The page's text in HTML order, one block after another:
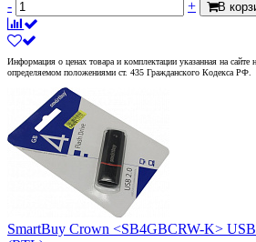
-
+ В
Информация о ценах товара и комплектации указанная на сайте
определяемом положениями ст. 435 Гражданского Кодекса РФ.
SmartBuy Crown <SB4GBCRW-K>